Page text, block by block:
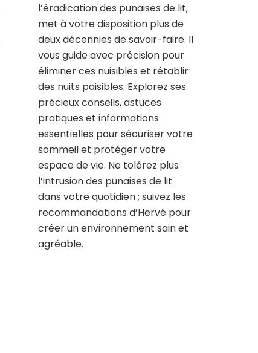
l’éradication des punaises de lit,
met à votre disposition plus de
deux décennies de savoir-faire. Il
vous guide avec précision pour
éliminer ces nuisibles et rétablir
des nuits paisibles. Explorez ses
précieux conseils, astuces
pratiques et informations
essentielles pour sécuriser votre
sommeil et protéger votre
espace de vie. Ne tolérez plus
l’intrusion des punaises de lit
dans votre quotidien ; suivez les
recommandations d’Hervé pour
créer un environnement sain et
agréable.